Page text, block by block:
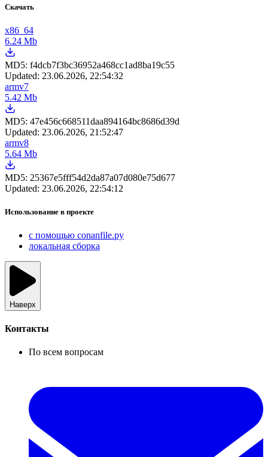
Скачать
x86_64
6.24 Mb
MD5: f4dcb7f3bc36952a468cc1ad8ba19c55
Updated: 23.06.2026, 22:54:32
armv7
5.42 Mb
MD5: 47e456c668511daa894164bc8686d39d
Updated: 23.06.2026, 21:52:47
armv8
5.64 Mb
MD5: 25367e5fff54d2da87a07d080e75d677
Updated: 23.06.2026, 22:54:12
Использование в проекте
с помощью conanfile.py
локальная сборка
Наверх
Контакты
По всем вопросам